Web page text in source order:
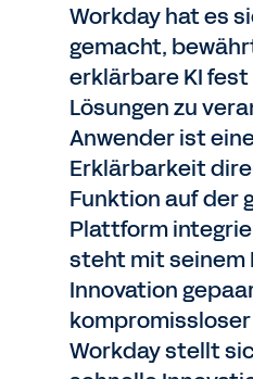
Workday hat es
gemacht,
erklärbare KI fest
Lösungen zu
Anwender ist
Erklärbarkeit
Funktion auf der
Plattform
steht mit seinem
Innovation
Workday stellt